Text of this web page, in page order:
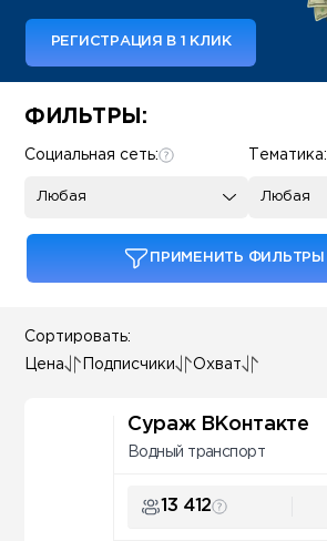
РЕГИСТРАЦИЯ В 1 КЛИК
Some SEO Title
ФИЛЬТРЫ:
Тематика:
Любая
Социальная сеть:
Любая
ПРИМЕНИТЬ ФИЛЬТРЫ
Сортировать:
Цена Подписчики Охват
Сураж ВКонтакте
Водный транспорт
13 412